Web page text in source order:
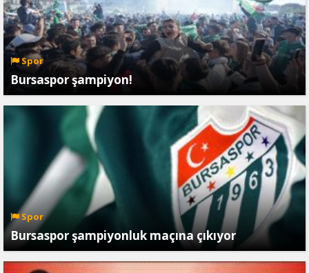
Spor
Bursaspor şampiyon!
Spor
Bursaspor şampiyonluk maçına çıkıyor